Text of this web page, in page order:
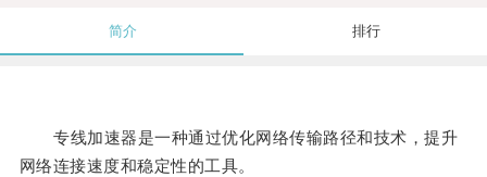
简介 排行
专线加速器是一种通过优化网络传输路径和技术，提升
网络连接速度和稳定性的工具。